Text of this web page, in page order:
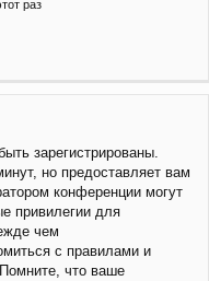
раз
зарегистрированы.
но предоставляет вам
конференции могут
привилегии для
чем
с правилами и
что ваше